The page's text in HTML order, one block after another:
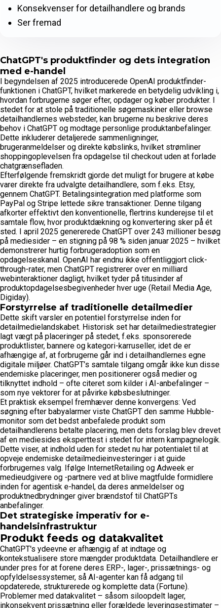
ChatGPT's produktfinder og dets integration
med e-handel
I begyndelsen af 2025 introducerede OpenAI produktfinder-
funktionen i ChatGPT, hvilket markerede en betydelig udvikling i,
hvordan forbrugerne søger efter, opdager og køber produkter. I
stedet for at stole på traditionelle søgemaskiner eller browse
detailhandlernes websteder, kan brugerne nu beskrive deres
behov i ChatGPT og modtage personlige produktanbefalinger.
Dette inkluderer detaljerede sammenligninger,
brugeranmeldelser og direkte købslinks, hvilket strømliner
shoppingoplevelsen fra opdagelse til checkout uden at forlade
chatgrænsefladen.
Efterfølgende fremskridt gjorde det muligt for brugere at købe
varer direkte fra udvalgte detailhandlere, som f.eks. Etsy,
gennem ChatGPT. Betalingsintegration med platforme som
PayPal og Stripe lettede sikre transaktioner. Denne tilgang
afkorter effektivt den konventionelle, flertrins kunderejse til et
samtale flow, hvor produktdækning og konvertering sker på ét
sted. I april 2025 genererede ChatGPT over 243 millioner besøg
på mediesider – en stigning på 98 % siden januar 2025 – hvilket
demonstrerer hurtig forbrugeradoption som en
opdagelseskanal. OpenAI har endnu ikke offentliggjort click-
through-rater, men ChatGPT registrerer over en milliard
webinteraktioner dagligt, hvilket tyder på titusinder af
produktopdagelsesbegivenheder hver uge (Retail Media Age,
Digiday).
Forstyrrelse af traditionelle detailmedier
Dette skift varsler en potentiel forstyrrelse inden for
detailmedielandskabet. Historisk set har detailmediestrategier
lagt vægt på placeringer på stedet, f.eks. sponsorerede
produktlister, bannere og kategori-karruseller, idet de er
afhængige af, at forbrugerne går ind i detailhandlernes egne
digitale miljøer. ChatGPT’s samtale tilgang omgår ikke kun disse
endemiske placeringer, men positionerer også medier og
tilknyttet indhold – ofte citeret som kilder i AI-anbefalinger –
som nye vektorer for at påvirke købsbeslutninger.
Et praktisk eksempel fremhæver denne konvergens: Ved
søgning efter babyalarmer viste ChatGPT den samme Hubble-
monitor som det bedst anbefalede produkt som
detailhandlerens betalte placering, men dets forslag blev drevet
af en mediesides eksperttest i stedet for intern kampagnelogik.
Dette viser, at indhold uden for stedet nu har potentialet til at
opveje endemiske detailmedieinvesteringer i at guide
forbrugernes valg. Ifølge InternetRetailing og Adweek er
medieudgivere og -partnere ved at blive magtfulde formidlere
inden for agentisk e-handel, da deres anmeldelser og
produktnedbrydninger giver brændstof til ChatGPTs
anbefalinger.
Det strategiske imperativ for e-
handelsinfrastruktur
Produkt feeds og datakvalitet
ChatGPT's ydeevne er afhængig af at indtage og
kontekstualisere store mængder produktdata. Detailhandlere er
under pres for at forene deres ERP-, lager-, prissætnings- og
opfyldelsessystemer, så AI-agenter kan få adgang til
opdaterede, strukturerede og komplette data (Fortune).
Problemer med datakvalitet – såsom siloopdelt lager,
inkonsekvent prissætning eller forældede leveringsestimater –
Konsekvenser for detailhandlere og brands
Ser fremad